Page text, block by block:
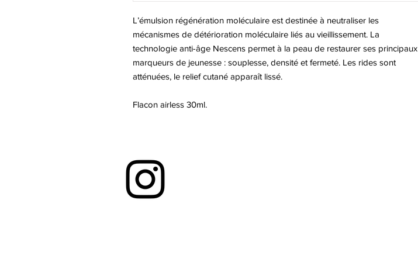
L’émulsion régénération moléculaire est destinée à neutraliser les
mécanismes de détérioration moléculaire liés au vieillissement. La
technologie anti-âge Nescens permet à la peau de restaurer ses principaux
marqueurs de jeunesse : souplesse, densité et fermeté. Les rides sont
atténuées, le relief cutané apparaît lissé.
Flacon airless 30ml.